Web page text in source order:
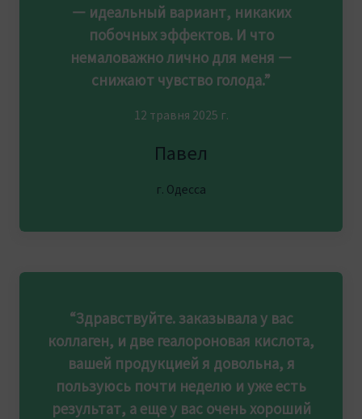
— идеальный вариант, никаких
побочных эффектов. И что
немаловажно лично для меня —
снижают чувство голода.”
12 травня 2025 г.
Павел
г. Одесса
“Здравствуйте. заказывала у вас
коллаген, и две геалороновая кислота,
вашей продукцией я довольна, я
пользуюсь почти неделю и уже есть
результат, а еще у вас очень хороший